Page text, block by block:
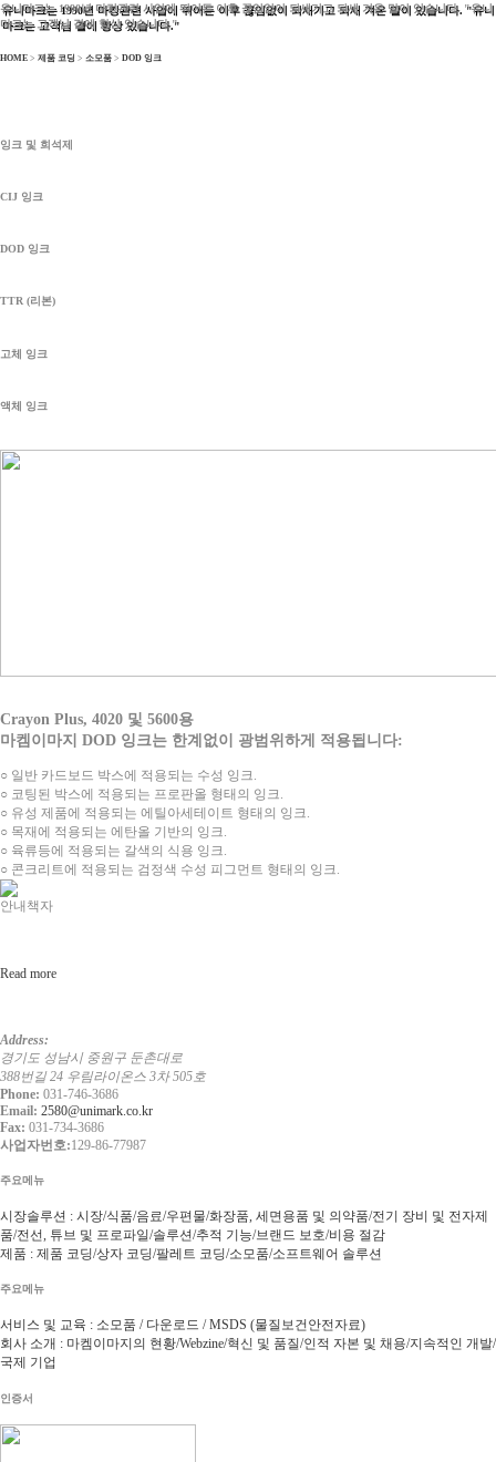
유니마크는 1990년 마킹관련 사업에 뛰어든 이후 끊임없이 되새기고 되새 겨온 말이 있습니다. "유니
마크는 고객님 곁에 항상 있습니다."
HOME > 제품 코딩 > 소모품 > DOD 잉크
잉크 및 희석제
CIJ 잉크
DOD 잉크
TTR (리본)
고체 잉크
액체 잉크
Crayon Plus, 4020 및 5600용
마켐이마지 DOD 잉크는 한계없이 광범위하게 적용됩니다:
○ 일반 카드보드 박스에 적용되는 수성 잉크.
○ 코팅된 박스에 적용되는 프로판올 형태의 잉크.
○ 유성 제품에 적용되는 에틸아세테이트 형태의 잉크.
○ 목재에 적용되는 에탄올 기반의 잉크.
○ 육류등에 적용되는 갈색의 식용 잉크.
○ 콘크리트에 적용되는 검정색 수성 피그먼트 형태의 잉크.
안내책자
Read more
Address:
경기도 성남시 중원구 둔촌대로
388번길 24 우림라이온스 3차 505호
Phone: 031-746-3686
Email: 2580@unimark.co.kr
Fax: 031-734-3686
사업자번호:129-86-77987
주요메뉴
시장솔루션 : 시장/식품/음료/우편물/화장품, 세면용품 및 의약품/전기 장비 및 전자제
품/전선, 튜브 및 프로파일/솔루션/추적 기능/브랜드 보호/비용 절감
제품 : 제품 코딩/상자 코딩/팔레트 코딩/소모품/소프트웨어 솔루션
주요메뉴
서비스 및 교육 : 소모품 / 다운로드 / MSDS (물질보건안전자료)
회사 소개 : 마켐이마지의 현황/Webzine/혁신 및 품질/인적 자본 및 채용/지속적인 개발/
국제 기업
인증서